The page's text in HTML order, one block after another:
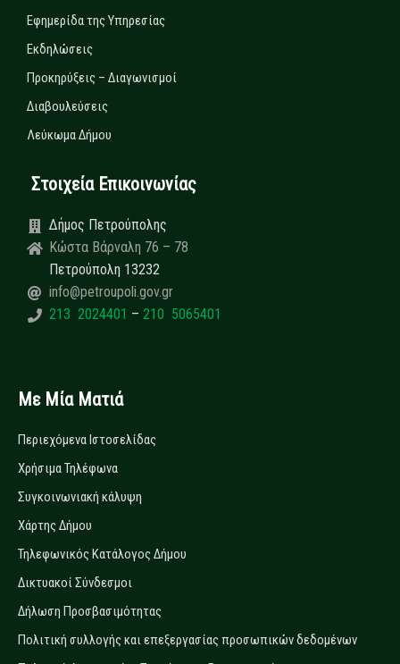
Εφημερίδα της Υπηρεσίας
Εκδηλώσεις
Προκηρύξεις – Διαγωνισμοί
Διαβουλεύσεις
Λεύκωμα Δήμου
Στοιχεία Επικοινωνίας
Δήμος Πετρούπολης
Κώστα Βάρναλη 76 – 78
Πετρούπολη 13232
info@petroupoli.gov.gr
213 2024401 – 210 5065401
Με Μία Ματιά
Περιεχόμενα Ιστοσελίδας
Χρήσιμα Τηλέφωνα
Συγκοινωνιακή κάλυψη
Χάρτης Δήμου
Τηλεφωνικός Κατάλογος Δήμου
Δικτυακοί Σύνδεσμοι
Δήλωση Προσβασιμότητας
Πολιτική συλλογής και επεξεργασίας προσωπικών δεδομένων